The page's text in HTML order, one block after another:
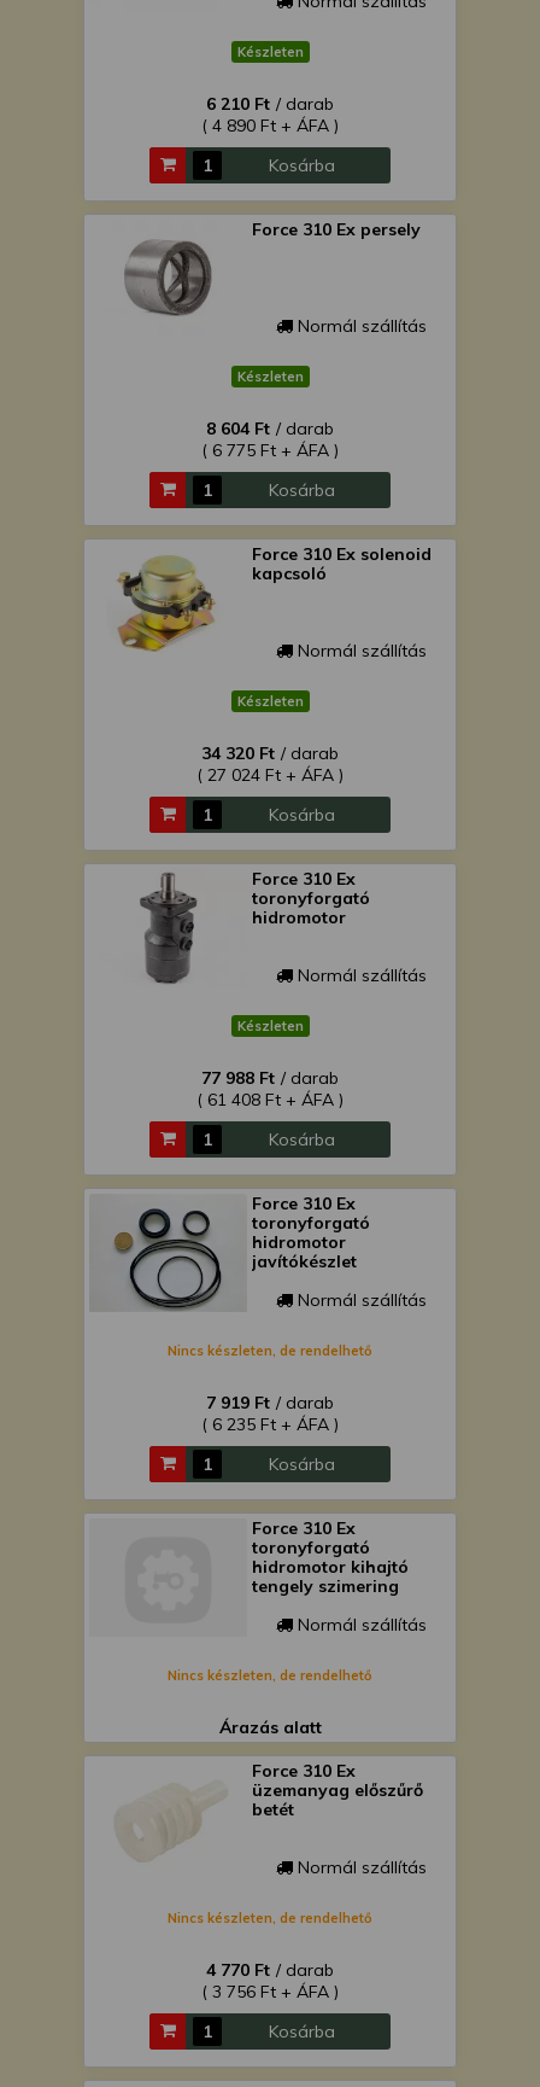
Készleten
6 210 Ft / darab
( 4 890 Ft + ÁFA )
Kosárba
Force 310 Ex persely
Normál szállítás
Készleten
8 604 Ft / darab
( 6 775 Ft + ÁFA )
Kosárba
Force 310 Ex solenoid
kapcsoló
Normál szállítás
Készleten
34 320 Ft / darab
( 27 024 Ft + ÁFA )
Kosárba
Force 310 Ex
toronyforgató
hidromotor
Normál szállítás
Készleten
77 988 Ft / darab
( 61 408 Ft + ÁFA )
Kosárba
Force 310 Ex
toronyforgató
hidromotor
javítókészlet
Normál szállítás
Nincs készleten, de rendelhető
7 919 Ft / darab
( 6 235 Ft + ÁFA )
Kosárba
Force 310 Ex
toronyforgató
hidromotor kihajtó
tengely szimering
Normál szállítás
Nincs készleten, de rendelhető
Árazás alatt
Force 310 Ex
üzemanyag előszűrő
betét
Normál szállítás
Nincs készleten, de rendelhető
4 770 Ft / darab
( 3 756 Ft + ÁFA )
Kosárba